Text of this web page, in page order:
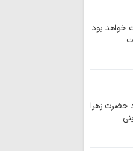
خواهد بود.
حضرت زهرا